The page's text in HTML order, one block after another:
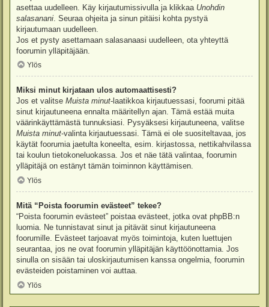
asettaa uudelleen. Käy kirjautumissivulla ja klikkaa Unohdin
salasanani . Seuraa ohjeita ja sinun pitäisi kohta pystyä
kirjautumaan uudelleen.
Jos et pysty asettamaan salasanaasi uudelleen, ota yhteyttä
foorumin ylläpitäjään.
Ylös
Miksi minut kirjataan ulos automaattisesti?
Jos et valitse Muista minut-laatikkoa kirjautuessasi, foorumi pitää
sinut kirjautuneena ennalta määritellyn ajan. Tämä estää muita
väärinkäyttämästä tunnuksiasi. Pysyäksesi kirjautuneena, valitse
Muista minut-valinta kirjautuessasi. Tämä ei ole suositeltavaa, jos
käytät foorumia jaetulta koneelta, esim. kirjastossa, nettikahvilassa
tai koulun tietokoneluokassa. Jos et näe tätä valintaa, foorumin
ylläpitäjä on estänyt tämän toiminnon käyttämisen.
Ylös
Mitä “Poista foorumin evästeet” tekee?
“Poista foorumin evästeet” poistaa evästeet, jotka ovat phpBB:n
luomia. Ne tunnistavat sinut ja pitävät sinut kirjautuneena
foorumille. Evästeet tarjoavat myös toimintoja, kuten luettujen
seurantaa, jos ne ovat foorumin ylläpitäjän käyttöönottamia. Jos
sinulla on sisään tai uloskirjautumisen kanssa ongelmia, foorumin
evästeiden poistaminen voi auttaa.
Ylös